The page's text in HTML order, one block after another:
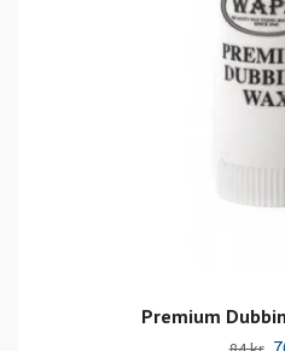
Premium